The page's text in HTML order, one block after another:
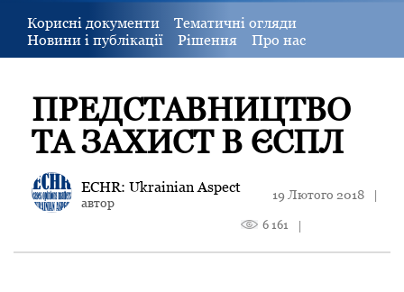
Корисні документи
Тематичні огляди
Новини і публікації
Рішення Про нас
ПРЕДСТАВНИЦТВО
ТА ЗАХИСТ В ЄСПЛ
ECHR: Ukrainian Aspect
автор
19 Лютого 2018 |
6 161 |